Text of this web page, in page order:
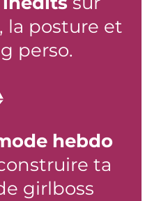
la posture et
perso.
hebdo
ta
girlboss